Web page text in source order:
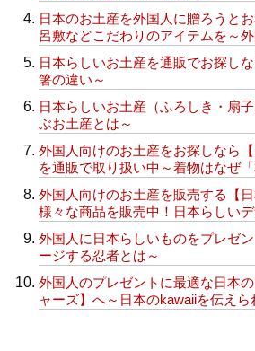
日本のお土産を外国人に贈ろうと
呂敷などこだわりのアイテムを～
日本らしいお土産を通販でお探し
箸の違い～
日本らしいお土産（ふろしき・扇
ぶお土産とは～
外国人向けのお土産をお探しなら
を通販で取り扱い中～着物はなぜ
外国人向けのお土産を販売する【
様々な商品を販売中！日本らしい
外国人に日本らしいものをプレゼ
ージする忍者とは～
外国人のプレゼントに最適な日本
ャーズ】へ～日本のkawaiiを伝えら